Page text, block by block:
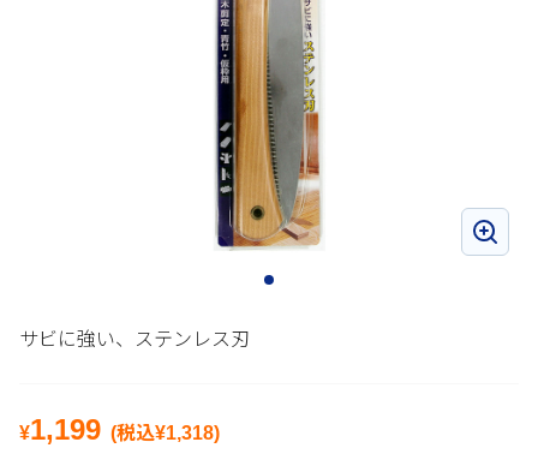
サビに強い、ステンレス刃
¥1,199 (税込¥1,318)